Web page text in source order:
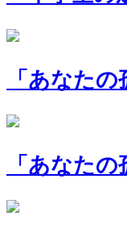
「あなた
「あなた